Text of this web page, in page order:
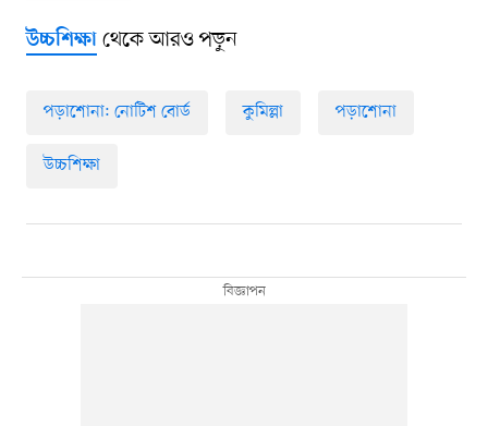
উচ্চশিক্ষাথেকে আরও পড়ুন
পড়াশোনা: নোটিশ বোর্ড কুমিল্লা পড়াশোনা
উচ্চশিক্ষা